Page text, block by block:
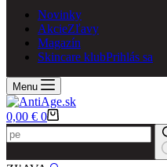
Novinky
AkcieZľavy
Magazín
Skincare klubPrihlás sa
Menu
Košík
0,00 € 0